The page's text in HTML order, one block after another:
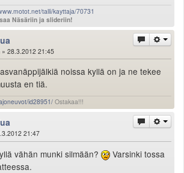
talli/kayttaja/70731
Näsäriin ja slideriin!
» 28.3.2012 21:45
noissa kyllä on ja ne tekee
en tiä.
id28951/ Ostakaa!!!
21:47
vähän munki silmään?
Varsinki tossa